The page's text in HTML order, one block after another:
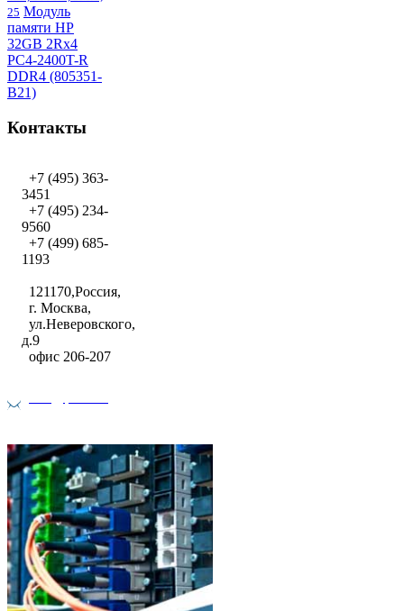
25 Модуль
памяти HP
32GB 2Rx4
PC4-2400T-R
DDR4 (805351-
B21)
Контакты
+7 (495) 363-
3451
+7 (495) 234-
9560
+7 (499) 685-
1193
121170,Россия,
г. Москва,
ул.Неверовского,
д.9
офис 206-207